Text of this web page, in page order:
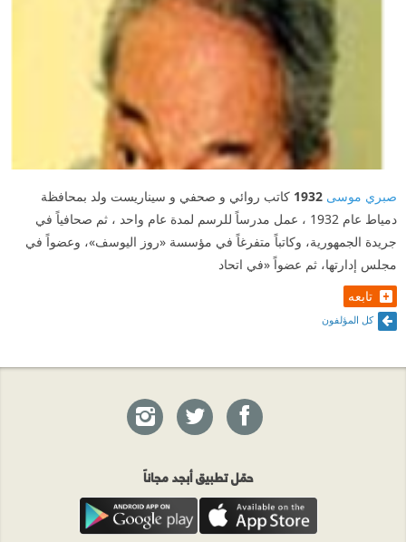
صبري موسى 1932 كاتب روائي و صحفي و سيناريست ولد بمحافظة
دمياط عام 1932 ، عمل مدرساً للرسم لمدة عام واحد ، ثم صحافياً في
جريدة الجمهورية، وكاتباً متفرغاً في مؤسسة «روز اليوسف»، وعضواً في
مجلس إدارتها، ثم عضواً «في اتحاد
تابعه
كل المؤلفون
حمّل تطبيق أبجد مجاناً